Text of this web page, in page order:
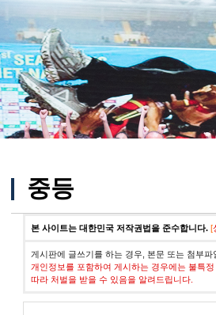
성과평가자료
스쿨버스 운행 안내
급식안내
서식자료실
학부모방
정기고사 기출문제
중등
본 사이트는 대한민국 저작권법을 준수합니다. [
게시판에 글쓰기를 하는 경우, 본문 또는 첨부
개인정보를 포함하여 게시하는 경우에는 불특
따라 처벌을 받을 수 있음을 알려드립니다.